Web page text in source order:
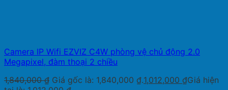
Camera IP Wifi EZVIZ C4W phòng vệ chủ động 2.0
Megapixel, đàm thoại 2 chiều
1,840,000₫ Giá gốc là: 1,840,000 ₫.1,012,000 ₫Giá hiện